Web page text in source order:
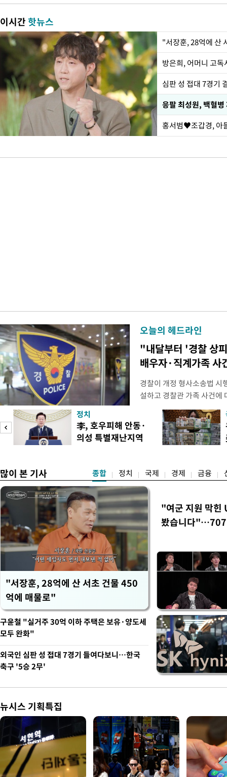
이시간핫뉴스
"서장훈, 28억에 산
방은희, 어머니 고
심판 성 접대 7경기
응팔 최성원, 백혈
홍서범♥조갑경, 아
오늘의 헤드라인
"내달부터 '경찰 상
배우자·직계가족 사
경찰이 개정 형사소송법 시
설하고 경찰관 가족 사건에
피제'를 도입한다. 경찰청
후속 조치 태스크포스
우선 올해 하반기 인사에
하던 수사감찰 기능을 인
정치
李, 호우피해 안동·
의성 특별재난지역
많이 본 기사 종합 정치 국제 경제 금융
"서장훈, 28억에 산 서초 건물 450
억에 매물로"
"여군 지원 막힌
봤습니다"…707
구윤철 "실거주 30억 이하 주택은 보유·양도세
모두 완화"
외국인 심판 성 접대 7경기 들여다보니…한국
축구 '5승 2무'
뉴시스 기획특집